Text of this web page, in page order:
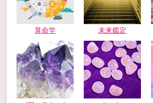
算命学 未来鑑定